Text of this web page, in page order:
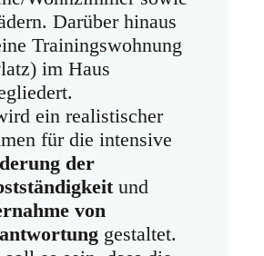
Darüber hinaus
Trainingswohnung
im Haus
ein realistischer
für die intensive
der
und
von
gestaltet.